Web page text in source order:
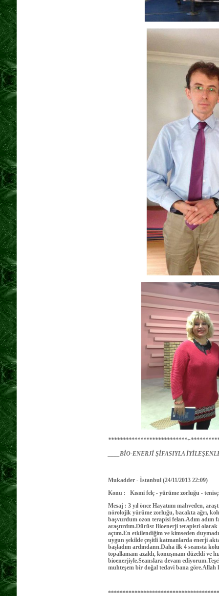
____BİO-ENERJİ ŞİFASIYLA
Mukadder - İstanbul (24/11/2013 22:09)
Konu : Kısmi felç - yürüme zorluğu -
Mesaj : 3 yıl önce Hayatımı mahveden,
nörolojik yürüme zorluğu, bacakta ağrı,
başvurdum ozon terapisi felan.Adım
araştırdım.Dürüst Bioenerji terapisti
açtım.En etkilendiğim ve kimseden
uygun şekilde çeşitli katmanlarda enerji
başladım ardındann.Daha ilk 4 seansta
topallamam azaldı, konuşmam düzeldi ve
bioenerjiyle.Seanslara devam
muhteşem bir doğal tedavi bana göre.Allah